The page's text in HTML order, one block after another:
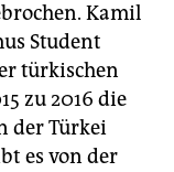
Kamil
Student
türkischen
zu 2016 die
der Türkei
es von der